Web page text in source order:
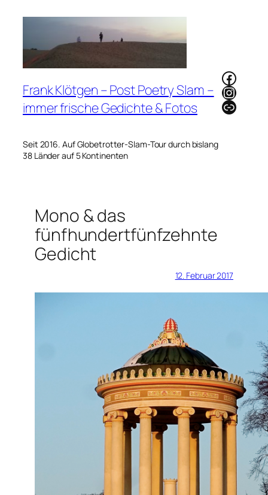
Frank Klötgen – Post Poetry Slam –
immer frische Gedichte & Fotos
Seit 2016. Auf Globetrotter-Slam-Tour durch bislang
38 Länder auf 5 Kontinenten
Link
Mono & das
fünfhundertfünfzehnte
Gedicht
12. Februar 2017